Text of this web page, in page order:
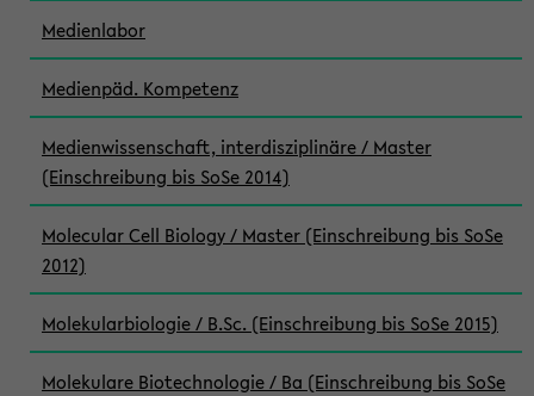
Medienlabor
Medienpäd. Kompetenz
Medienwissenschaft, interdisziplinäre / Master
(Einschreibung bis SoSe 2014)
Molecular Cell Biology / Master (Einschreibung bis SoSe
2012)
Molekularbiologie / B.Sc. (Einschreibung bis SoSe 2015)
Molekulare Biotechnologie / Ba (Einschreibung bis SoSe